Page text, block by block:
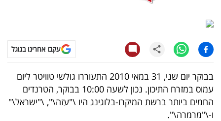
מדדים
ומחקרים
רכילות
עסקית
עקבו אחרינו בגוגל
בבוקר יום שני, 31 במאי 2010 התעוררו גולשי טוויטר ליום
עמוס במזרח התיכון. נכון לשעה 10:00 בבוקר, הטרנדים
החמים ביותר ברשת המיקרו-בלוגינג היו \"עזה\", \"ישראל\"
ו-\"מרמרה\".